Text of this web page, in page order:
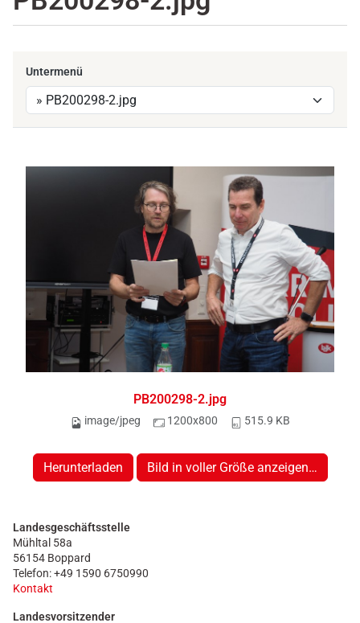
Untermenü
PB200298-2.jpg
image/jpeg 1200x800 515.9 KB
Herunterladen Bild in voller Größe anzeigen…
Landesgeschäftsstelle
Mühltal 58a
56154 Boppard
Telefon: +49 1590 6750990
Kontakt
Landesvorsitzender